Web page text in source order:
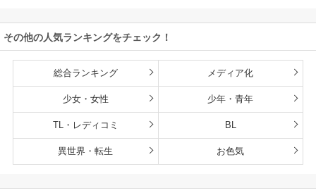
その他の人気ランキングをチェック！
総合ランキング メディア化
少女・女性 少年・青年
TL・レディコミ BL
異世界・転生 お色気